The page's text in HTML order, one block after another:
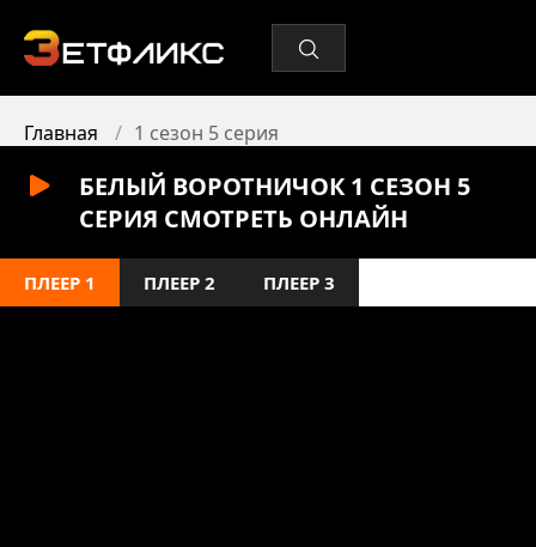
Главная 1 сезон 5 серия
БЕЛЫЙ ВОРОТНИЧОК 1 СЕЗОН 5
СЕРИЯ СМОТРЕТЬ ОНЛАЙН
ПЛЕЕР 1 ПЛЕЕР 2 ПЛЕЕР 3